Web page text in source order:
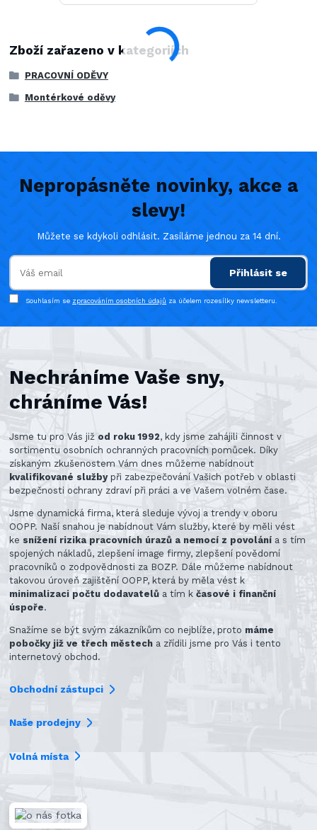
Zboží zařazeno v kategoriích
PRACOVNÍ ODĚVY
Montérkové oděvy
Nepropásněte novinky, akce a
slevy!
Můžete se kdykoli odhlásit. Zasíláme jednou za 14 dní.
Přihlásit se
Souhlasím se zpracováním osobních údajů za účelem rozesílky newsletteru.
Nechráníme Vaše sny,
chráníme Vás!
Jsme tu pro Vás již od roku 1992, kdy jsme zahájili činnost v
sortimentu osobních ochranných pracovních pomůcek. Díky
získaným zkušenostem Vám dnes můžeme nabídnout
kvalifikované službypři zabezpečování Vašich potřeb v oblasti
bezpečnosti ochrany zdraví při práci a ve Vašem volném čase.
Jsme dynamická firma, která sleduje vývoj a trendy v oboru
OOPP. Naší snahou je nabídnout Vám služby, které by měli vést
ke snížení rizika pracovních úrazů a nemocí z povolání a s tím
spojených nákladů, zlepšení image firmy, zlepšení povědomí
pracovníků o zodpovědnosti za BOZP. Dále můžeme nabídnout
takovou úroveň zajištění OOPP, která by měla vést k
minimalizaci počtu dodavatelů a tím kčasové i finanční
úspoře.
Snažíme se být svým zákazníkům co nejblíže, proto máme
pobočky již ve třech městech a zřídili jsme pro Vás i tento
internetový obchod.
Obchodní zástupci
Naše prodejny
Volná místa